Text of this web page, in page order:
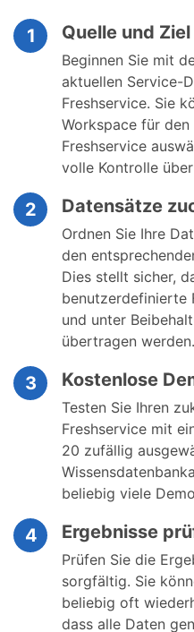
1 Quelle und
Beginnen Sie mit
aktuellen Service-
Freshservice. Sie
Workspace für
Freshservice
volle Kontrolle
2 Datensätze
Ordnen Sie Ihre
den
Dies stellt sicher,
benutzerdefinierte
und unter
übertragen werden.
3 Kostenlose
Testen Sie Ihren
Freshservice mit
20 zufällig
beliebig viele
4 Ergebnisse
Prüfen Sie die
sorgfältig. Sie
beliebig oft
dass alle Daten